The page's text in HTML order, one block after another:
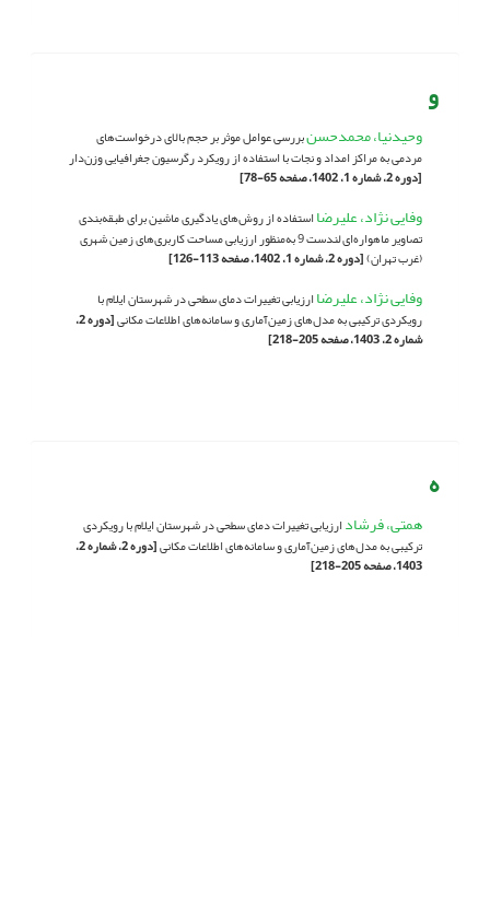
و
وحیدنیا، محمدحسنبررسی عوامل موثر بر حجم بالای درخواست‌های
مردمی به مراکز امداد و نجات با استفاده از رویکرد رگرسیون جغرافیایی وزن‌دار
[دوره 2، شماره 1، 1402، صفحه 65-78]
وفایی نژاد، علیرضااستفاده از روش‌های یادگیری ماشین برای طبقه‌بندی
تصاویر ماهواره‌ای لندست 9 به‌منظور ارزیابی مساحت کاربری‌های زمین شهری
(غرب تهران)[دوره 2، شماره 1، 1402، صفحه 113-126]
وفایی نژاد، علیرضاارزیابی تغییرات دمای سطحی در شهرستان ایلام با
رویکردی ترکیبی به مدل‌های زمین‌آماری و سامانه‌های اطلاعات مکانی
[دوره 2،
شماره 2، 1403، صفحه 205-218]
ه
همتی، فرشادارزیابی تغییرات دمای سطحی در شهرستان ایلام با رویکردی
ترکیبی به مدل‌های زمین‌آماری و سامانه‌های اطلاعات مکانی
[دوره 2، شماره 2،
1403، صفحه 205-218]